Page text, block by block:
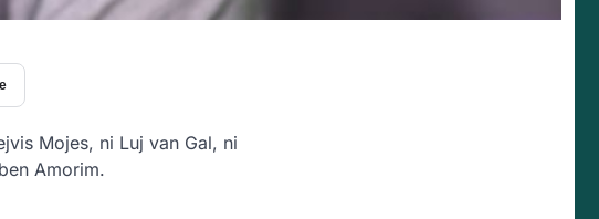
Mojes, ni Luj van Gal, ni
Amorim.